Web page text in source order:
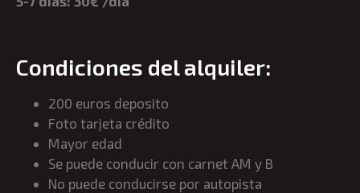
Condiciones del alquiler:
200 euros deposito
Foto tarjeta crédito
Mayor edad
Se puede conducir con carnet AM y B
No puede conducirse por autopista